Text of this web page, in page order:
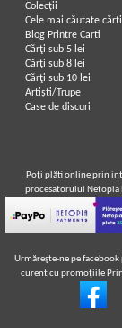
Colecții
Cele mai căutate cărți
Blog Printre Carti
Cărţi sub 5 lei
Cărţi sub 8 lei
Cărţi sub 10 lei
Artiști/Trupe
Case de discuri
Poţi plăti online prin
procesatorului Netopia
Urmăreşte-ne pe
curent cu promoţiile